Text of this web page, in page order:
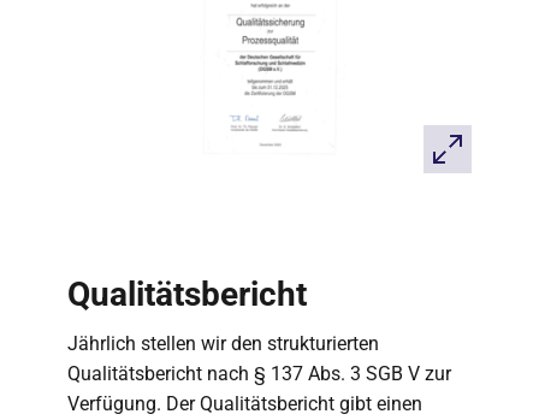
Qualitätsbericht
Jährlich stellen wir den strukturierten
Qualitätsbericht nach § 137 Abs. 3 SGB V zur
Verfügung. Der Qualitätsbericht gibt einen